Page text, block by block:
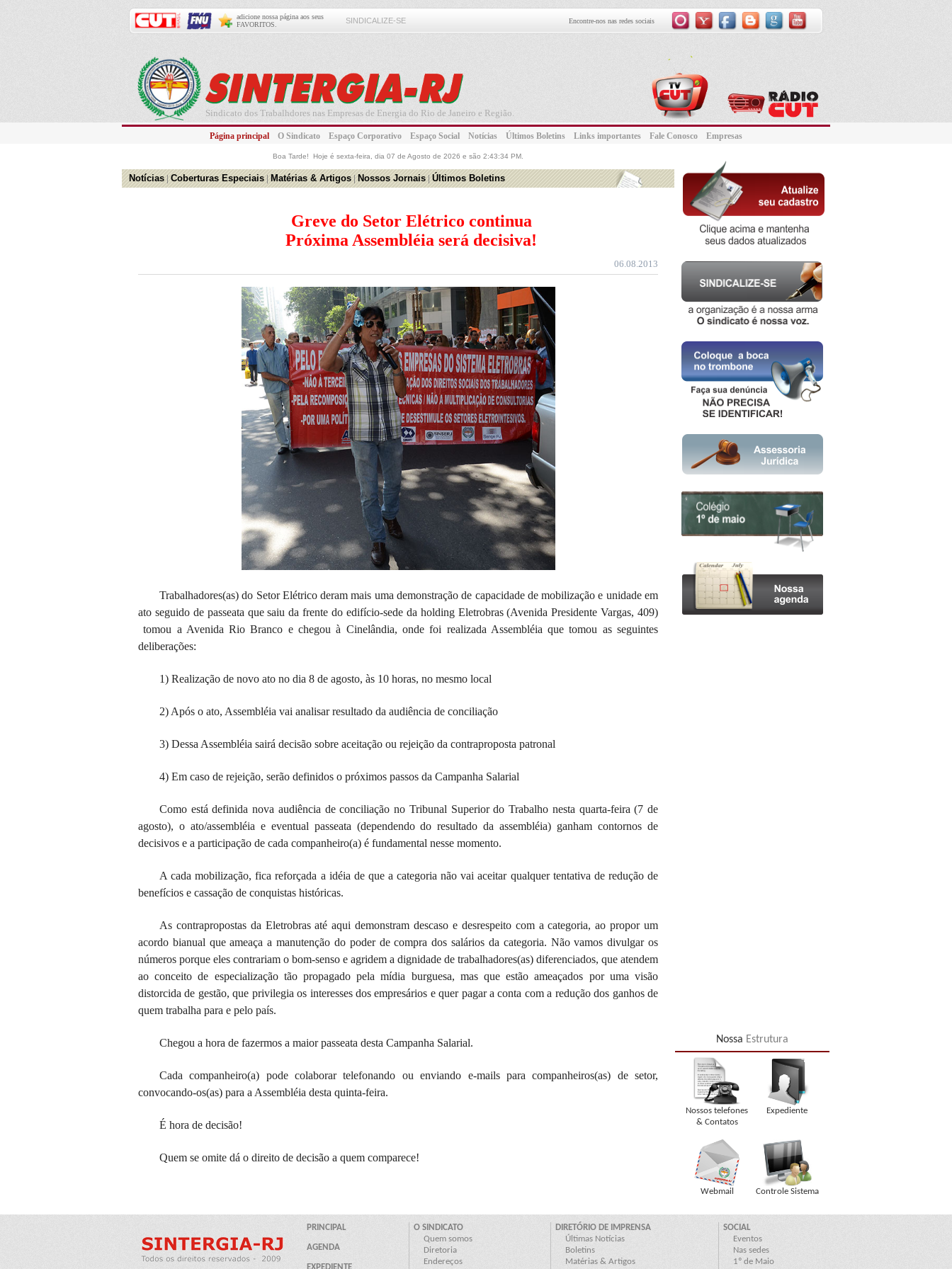
adicione nossa página aos seus
FAVORITOS.
SINDICALIZE-SE Encontre-nos nas redes sociais
Sindicato dos Trabalhdores nas Empresas de Energia do Rio de Janeiro e Região.
Página principal O Sindicato Espaço Corporativo Espaço Social Notícias Últimos Boletins Links importantes Fale Conosco Empresas
Boa Tarde! Hoje é sexta-feira, dia 07 de Agosto de 2026 e são 2:43:34 PM.
Notícias|Coberturas Especiais|Matérias & Artigos|Nossos Jornais|Últimos Boletins
Greve do Setor Elétrico continua
Próxima Assembléia será decisiva!
06.08.2013
Trabalhadores(as) do Setor Elétrico deram mais uma demonstração de capacidade de mobilização e unidade em
ato seguido de passeata que saiu da frente do edifício-sede da holding Eletrobras (Avenida Presidente Vargas, 409)
tomou a Avenida Rio Branco e chegou à Cinelândia, onde foi realizada Assembléia que tomou as seguintes
deliberações:
1) Realização de novo ato no dia 8 de agosto, às 10 horas, no mesmo local
2) Após o ato, Assembléia vai analisar resultado da audiência de conciliação
3) Dessa Assembléia sairá decisão sobre aceitação ou rejeição da contraproposta patronal
4) Em caso de rejeição, serão definidos o próximos passos da Campanha Salarial
Como está definida nova audiência de conciliação no Tribunal Superior do Trabalho nesta quarta-feira (7 de
agosto), o ato/assembléia e eventual passeata (dependendo do resultado da assembléia) ganham contornos de
decisivos e a participação de cada companheiro(a) é fundamental nesse momento.
A cada mobilização, fica reforçada a idéia de que a categoria não vai aceitar qualquer tentativa de redução de
benefícios e cassação de conquistas históricas.
As contrapropostas da Eletrobras até aqui demonstram descaso e desrespeito com a categoria, ao propor um
acordo bianual que ameaça a manutenção do poder de compra dos salários da categoria. Não vamos divulgar os
números porque eles contrariam o bom-senso e agridem a dignidade de trabalhadores(as) diferenciados, que atendem
ao conceito de especialização tão propagado pela mídia burguesa, mas que estão ameaçados por uma visão
distorcida de gestão, que privilegia os interesses dos empresários e quer pagar a conta com a redução dos ganhos de
quem trabalha para e pelo país.
Chegou a hora de fazermos a maior passeata desta Campanha Salarial.
Cada companheiro(a) pode colaborar telefonando ou enviando e-mails para companheiros(as) de setor,
convocando-os(as) para a Assembléia desta quinta-feira.
É hora de decisão!
Quem se omite dá o direito de decisão a quem comparece!
Nossa Estrutura
Nossos telefones
& Contatos
Expediente
Webmail Controle Sistema